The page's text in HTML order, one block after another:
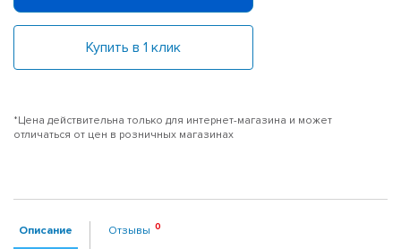
Купить в 1 клик
*Цена действительна только для интернет-магазина и может
отличаться от цен в розничных магазинах
Описание Отзывы